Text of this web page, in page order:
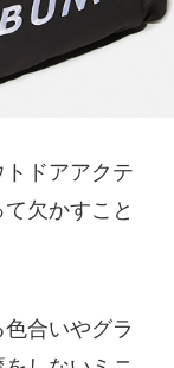
ドアアクテ
欠かすこと
合いやグラ